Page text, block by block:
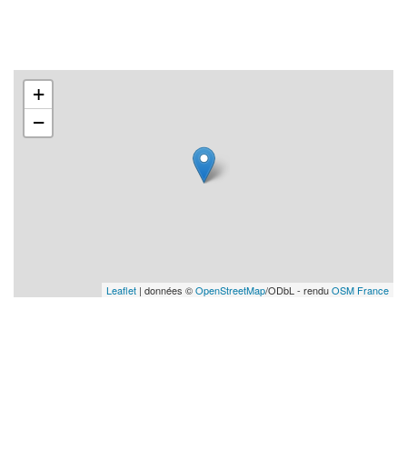
+
−
Leaflet | données ©OpenStreetMap/ODbL - renduOSM France